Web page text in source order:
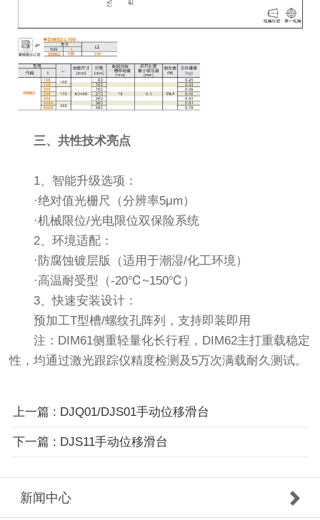
三、共性技术亮点
1、智能升级选项：
·绝对值光栅尺（分辨率5μm）
·机械限位/光电限位双保险系统
2、环境适配：
·防腐蚀镀层版（适用于潮湿/化工环境）
·高温耐受型（-20℃~150℃）
3、快速安装设计：
预加工T型槽/螺纹孔阵列，支持即装即用
注：DIM61侧重轻量化长行程，DIM62主打重载稳定
性，均通过激光跟踪仪精度检测及5万次满载耐久测试。
上一篇 : DJQ01/DJS01手动位移滑台
下一篇 : DJS11手动位移滑台
新闻中心